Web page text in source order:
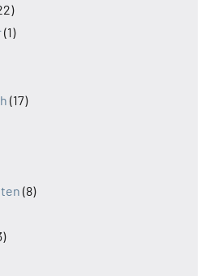
(1)
(17)
(8)